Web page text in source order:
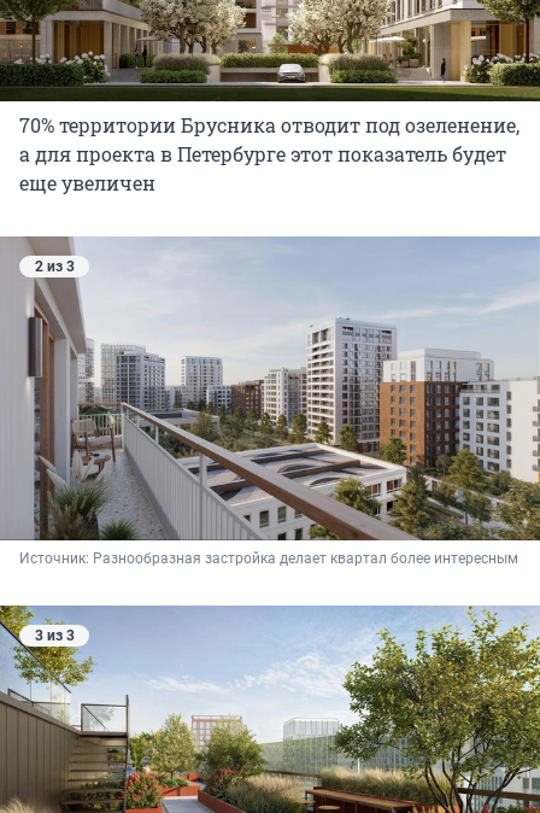
70% территории Брусника отводит под озеленение,
а для проекта в Петербурге этот показатель будет
еще увеличен
2 из 3
Источник: Разнообразная застройка делает квартал более интересным
3 из 3